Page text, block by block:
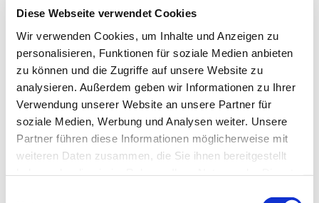
Diese Webseite verwendet Cookies
Wir verwenden Cookies, um Inhalte und Anzeigen zu
personalisieren, Funktionen für soziale Medien anbieten
zu können und die Zugriffe auf unsere Website zu
analysieren. Außerdem geben wir Informationen zu Ihrer
Verwendung unserer Website an unsere Partner für
soziale Medien, Werbung und Analysen weiter. Unsere
Partner führen diese Informationen möglicherweise mit
weiteren Daten zusammen, die Sie ihnen bereitgestellt
Dies könnte Sie auch
interessieren